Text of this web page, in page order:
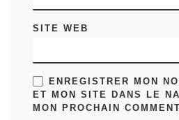
SITE WEB
ENREGISTRER MON
ET MON SITE DANS LE
MON PROCHAIN